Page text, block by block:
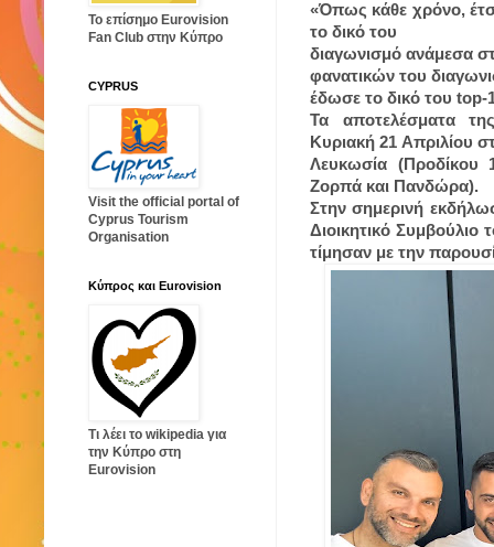
«Όπως κάθε χρόνο,
το δικό του
διαγωνισμό ανάμεσα
φανατικών του
έδωσε το δικό του top-
Τα αποτελέσματα
Κυριακή 21 Απριλίου
Λευκωσία
Ζορπά και Πανδώρα).
Στην σημερινή
Διοικητικό
τίμησαν με την
Το επίσημο Eurovision
Fan Club στην Κύπρο
CYPRUS
Visit the official portal of
Cyprus Tourism
Organisation
Κύπρος και Eurovision
Τι λέει το wikipedia για
την Κύπρο στη
Eurovision